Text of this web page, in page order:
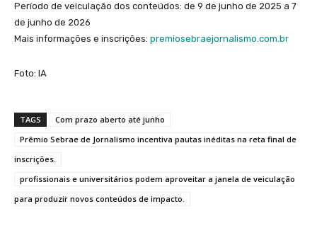
Período de veiculação dos conteúdos: de 9 de junho de 2025 a 7
de junho de 2026
Mais informações e inscrições: premiosebraejornalismo.com.br
Foto: IA
TAGS
Com prazo aberto até junho
Prêmio Sebrae de Jornalismo incentiva pautas inéditas na reta final de
inscrições.
profissionais e universitários podem aproveitar a janela de veiculação
para produzir novos conteúdos de impacto.